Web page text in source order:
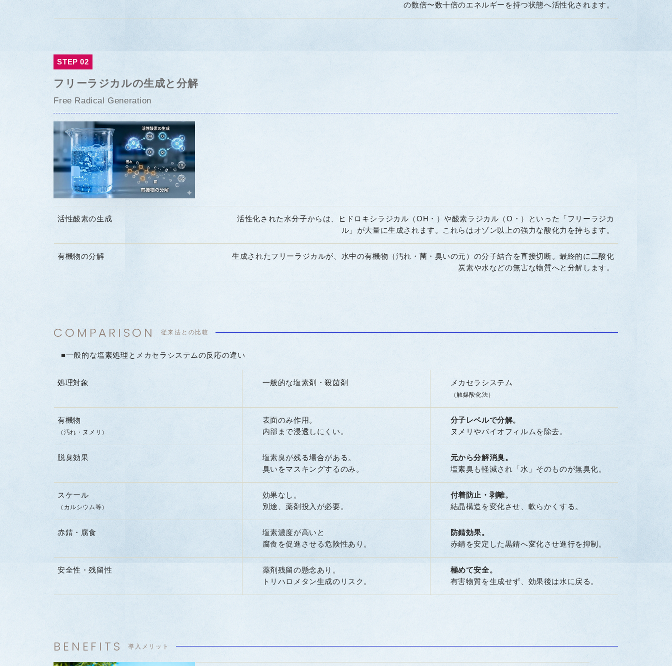
の数倍〜数十倍のエネルギーを持つ状態へ活性化されます。
STEP 02
フリーラジカルの生成と分解
Free Radical Generation
活性酸素の生成
活性化された水分子からは、ヒドロキシラジカル（OH・）や酸素ラジカル（O・）といった「フリーラジカ
ル」が大量に生成されます。これらはオゾン以上の強力な酸化力を持ちます。
有機物の分解
生成されたフリーラジカルが、水中の有機物（汚れ・菌・臭いの元）の分子結合を直接切断。最終的に二酸化
炭素や水などの無害な物質へと分解します。
COMPARISON 従来法との比較
■一般的な塩素処理とメカセラシステムの反応の違い
処理対象 一般的な塩素剤・殺菌剤 メカセラシステム
（触媒酸化法）
有機物
（汚れ・ヌメリ）
表面のみ作用。
内部まで浸透しにくい。
分子レベルで分解。
ヌメリやバイオフィルムを除去。
脱臭効果
塩素臭が残る場合がある。
臭いをマスキングするのみ。
元から分解消臭。
塩素臭も軽減され「水」そのものが無臭化。
スケール
（カルシウム等）
効果なし。
別途、薬剤投入が必要。
付着防止・剥離。
結晶構造を変化させ、軟らかくする。
赤錆・腐食
塩素濃度が高いと
腐食を促進させる危険性あり。
防錆効果。
赤錆を安定した黒錆へ変化させ進行を抑制。
安全性・残留性
薬剤残留の懸念あり。
トリハロメタン生成のリスク。
極めて安全。
有害物質を生成せず、効果後は水に戻る。
BENEFITS 導入メリット